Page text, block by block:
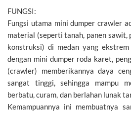
FUNGSI:
Fungsi utama mini dumper crawler
material (seperti tanah, panen sawit,
konstruksi) di medan yang
dengan mini dumper roda karet,
(crawler) memberikannya daya
sangat tinggi, sehingga mampu
berbatu, curam, dan berlahan lunak
Kemampuannya ini membuatnya